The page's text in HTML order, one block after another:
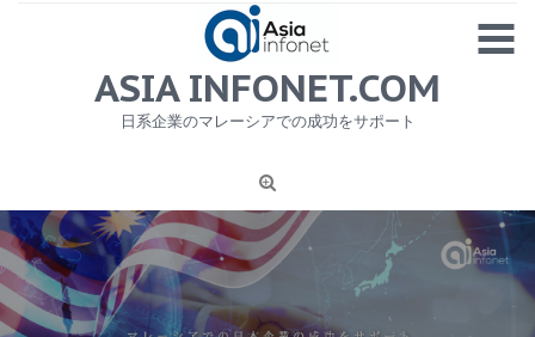
MENU
1
ニュース
労務サービス
プライバシーポリシー及び著作権について
ASIA INFONET.COM
日系企業のマレーシアでの成功をサポート